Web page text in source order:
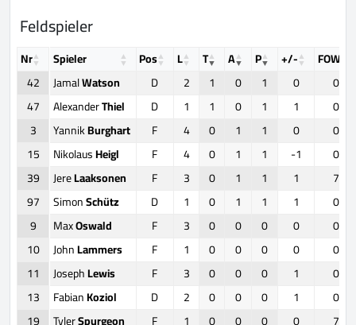
Feldspieler
Nr Spieler Pos L T A P +/-
FOW
42
JamalWatson D 2 1 0 1 0
0
47
AlexanderThiel D 1 1 0 1 1
0
3
YannikBurghart F 4 0 1 1 0
0
15
NikolausHeigl F 4 0 1 1 -1
0
39
JereLaaksonen F 3 0 1 1 1
7
97
SimonSchütz D 1 0 1 1 1
0
9
MaxOswald F 3 0 0 0 0
0
10
JohnLammers F 1 0 0 0 0
0
11
JosephLewis F 3 0 0 0 1
0
13
FabianKoziol D 2 0 0 0 1
0
19
TylerSpurgeon F 1 0 0 0 0
7